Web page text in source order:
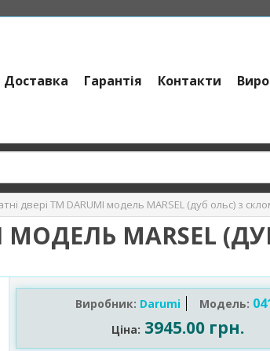
Доставка Гарантія Контакти
двері ТМ DARUMI модель MARSEL (дуб ольс) з
МОДЕЛЬ MARSEL
Виробник: Darumi Модель:
Ціна: 3945.00 грн.